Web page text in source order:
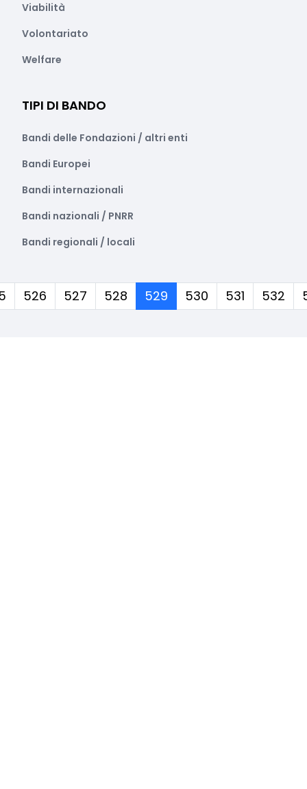
Viabilità
Volontariato
Welfare
TIPI DI BANDO
Bandi delle Fondazioni / altri enti
Bandi Europei
Bandi internazionali
Bandi nazionali / PNRR
Bandi regionali / locali
526 527 528 529(corrente)
530 531 532